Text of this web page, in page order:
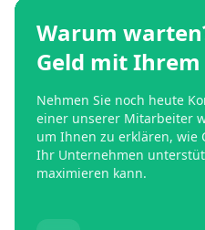
Warum
Geld mit
Nehmen Sie noch heute
einer unserer Mitarbeiter
um Ihnen zu erklären, wie
Ihr Unternehmen
maximieren kann.